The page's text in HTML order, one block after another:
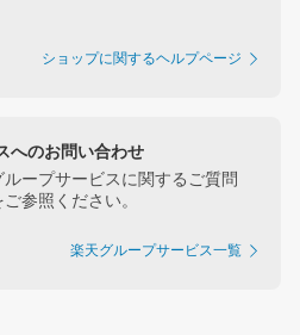
ショップに関するヘルプページ
へのお問い合わせ
ループサービスに関するご質問
参照ください。
楽天グループサービス一覧